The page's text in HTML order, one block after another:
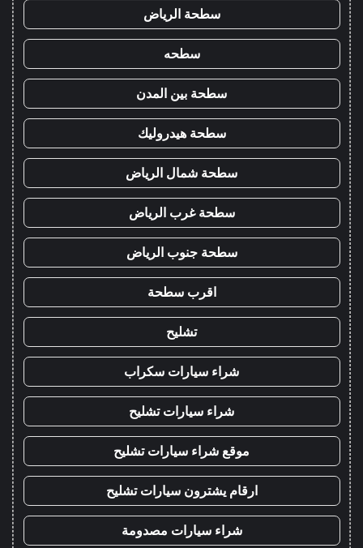
سطحة الرياض
سطحه
سطحة بين المدن
سطحة هيدروليك
سطحة شمال الرياض
سطحة غرب الرياض
سطحة جنوب الرياض
اقرب سطحة
تشليح
شراء سيارات سكراب
شراء سيارات تشليح
موقع شراء سيارات تشليح
ارقام يشترون سيارات تشليح
شراء سيارات مصدومة